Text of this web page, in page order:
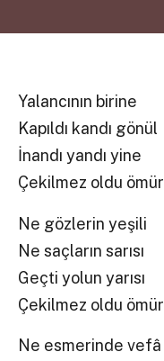
Yalancının birine
Kapıldı kandı gönül
İnandı yandı yine
Çekilmez oldu ömür
Ne gözlerin yeşili
Ne saçların sarısı
Geçti yolun yarısı
Çekilmez oldu ömür
Ne esmerinde vefâ